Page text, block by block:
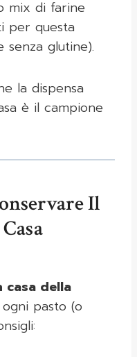
mix di farine
per questa
glutine).
la dispensa
è il campione
Il
della
pasto (o